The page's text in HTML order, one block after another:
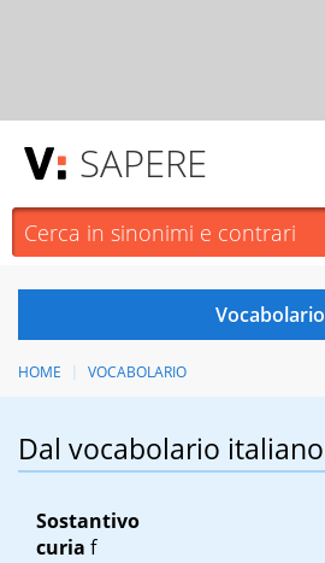
SAPERE
HOME VOCABOLARIO
Dal vocabolario
Sostantivo
curia f